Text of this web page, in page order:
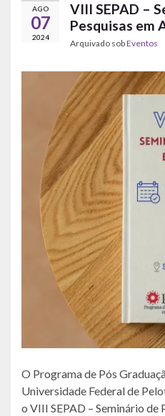
AGO
07
2024
VIII SEPAD –
Pesquisas em
Arquivado sobEventos
O Programa de Pós
Universidade Federal de
o VIII SEPAD – Seminário de